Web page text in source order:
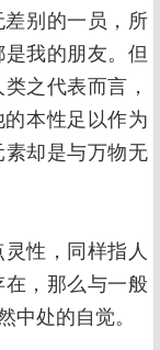
别的一员，所
我的朋友。但
之代表而言，
本性足以作为
却是与万物无
性，同样指人
，那么与一般
中处的自觉。